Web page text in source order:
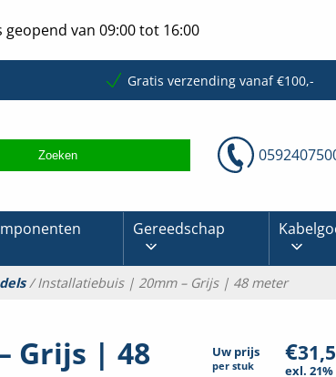
van 09:00 tot 16:00
Gratis verzending vanaf €100,-
Gereedschap
/ Installatiebuis | 20mm – Grijs | 48 meter
Grijs | 48
Uw prijs
per stuk €
exl.